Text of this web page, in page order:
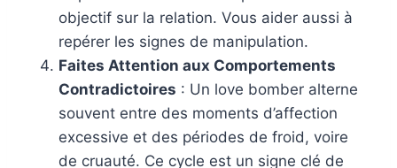
objectif sur la relation. Vous aider aussi à
repérer les signes de manipulation.
Faites Attention aux Comportements
Contradictoires : Un love bomber alterne
souvent entre des moments d’affection
excessive et des périodes de froid, voire
de cruauté. Ce cycle est un signe clé de